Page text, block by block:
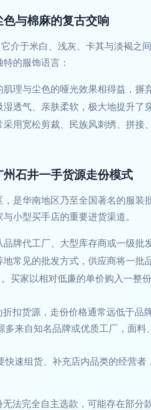
与棉麻的复古交响
介于米白、浅灰、卡其与淡褐
的服饰语言：
理与尘色的哑光效果相得益，摒
湿透气、亲肤柔软，极大地提升了
采用宽松剪裁、民族风刺绣、拼
石井一手货源走份模式
是华南地区乃至全国著名的服
小型买手店的重要进货渠道。
牌代工厂、大型库存商或一级批
地常见的批发方式，供应商将一
买家以相对低廉的单价购入一整
折扣货源，走份价格通常远低于品
多来自知名品牌或优质工厂，面
快速组货、补充店内品类的经营者
无法完全自主选款，可能存在部分